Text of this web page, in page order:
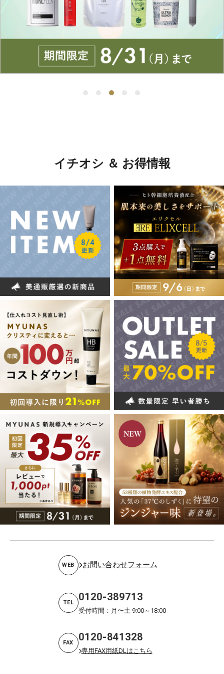
イチオシ ＆ お得情報
WEB お問い合わせフォーム
TEL 0120-389713
受付時間：月〜土 9:00～18:00
FAX 0120-841328
専用FAX用紙DLはこちら